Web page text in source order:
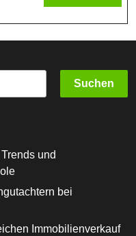
MORE
Suchen
und
bei
Immobilienverkauf